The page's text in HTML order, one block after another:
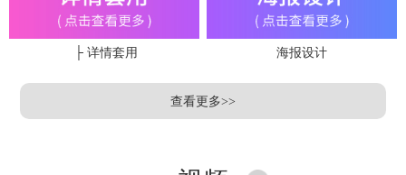
├ 详情套用 海报设计
查看更多>>